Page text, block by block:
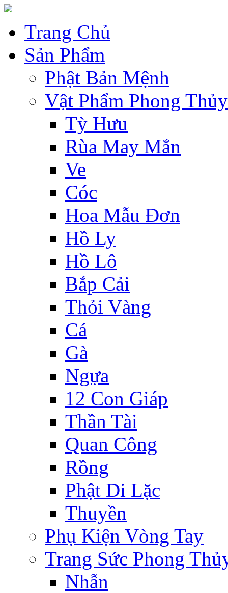
Trang Chủ
Sản Phẩm
Phật Bản Mệnh
Vật Phẩm Phong Thủy
Tỳ Hưu
Rùa May Mắn
Ve
Cóc
Hoa Mẫu Đơn
Hồ Ly
Hồ Lô
Bắp Cải
Thỏi Vàng
Cá
Gà
Ngựa
12 Con Giáp
Thần Tài
Quan Công
Rồng
Phật Di Lặc
Thuyền
Phụ Kiện Vòng Tay
Trang Sức Phong
Nhẫn